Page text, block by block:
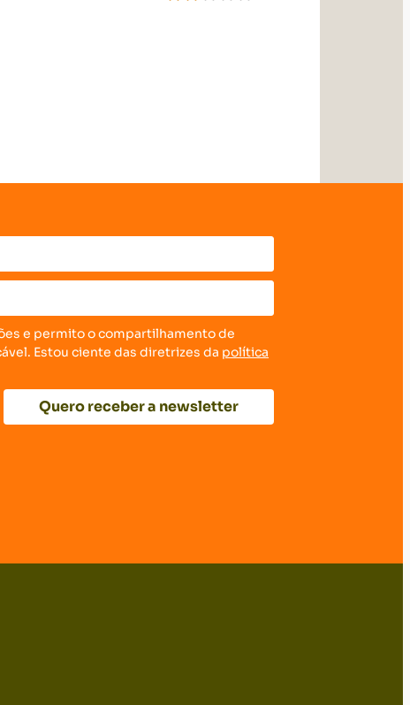
e permito o compartilhamento de
Estou ciente das diretrizes da política
Quero receber a newsletter